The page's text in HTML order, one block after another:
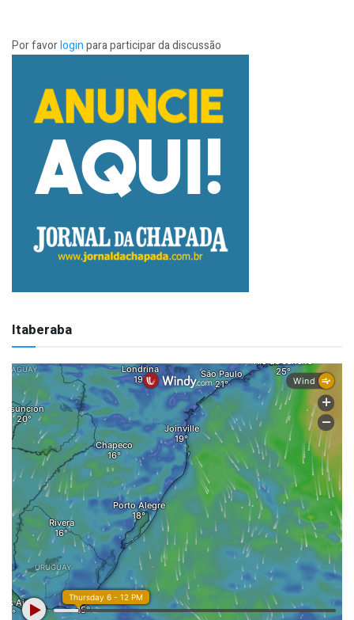
Por favorloginpara participar da discussão
Itaberaba